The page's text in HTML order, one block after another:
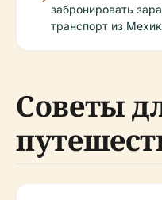
забронировать
транспорт из
Советы